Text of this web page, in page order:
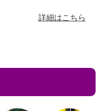
詳細はこちら